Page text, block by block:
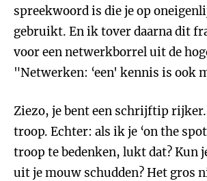
spreekwoord is die je op
gebruikt. En ik tover daarna dit
voor een netwerkborrel uit de
"Netwerken: ‘een' kennis is ook
Ziezo, je bent een schrijftip rijker.
troop. Echter: als ik je ‘on the
troop te bedenken, lukt dat? Kun
uit je mouw schudden? Het gros